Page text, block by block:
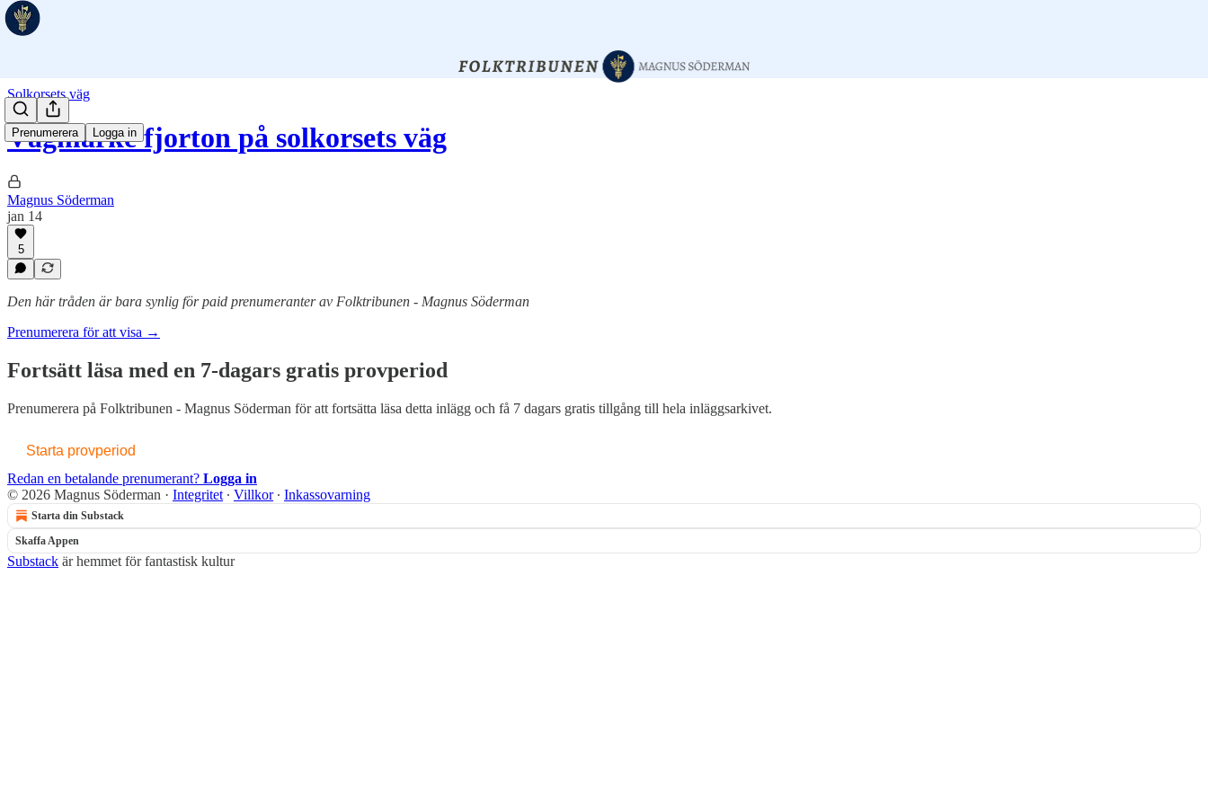
Prenumerera Logga in
Solkorsets väg
Vägmärke fjorton på solkorsets väg
Magnus Söderman
jan 14
5
Den här tråden är bara synlig för paid prenumeranter av Folktribunen - Magnus Söderman
Prenumerera för att visa →
Fortsätt läsa med en 7-dagars gratis provperiod
Prenumerera på Folktribunen - Magnus Söderman för att fortsätta läsa detta inlägg och få 7 dagars gratis tillgång till hela inläggsarkivet.
Starta provperiod
Redan en betalande prenumerant? Logga in
© 2026 Magnus Söderman · Integritet ∙ Villkor∙ Inkassovarning
Starta din Substack
Skaffa Appen
Substack är hemmet för fantastisk kultur